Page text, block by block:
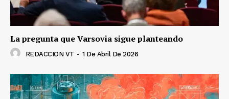
La pregunta que Varsovia sigue planteando
REDACCION VT - 1 De Abril De 2026